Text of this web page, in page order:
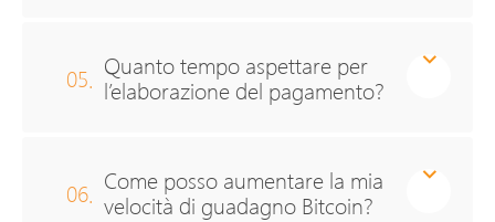
05. Quanto tempo aspettare per
l’elaborazione del pagamento?
06. Come posso aumentare la mia
velocità di guadagno Bitcoin?